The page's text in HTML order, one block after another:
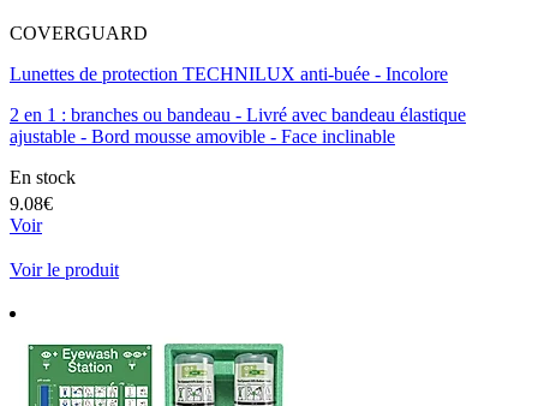
COVERGUARD
Lunettes de protection TECHNILUX anti-buée - Incolore
2 en 1 : branches ou bandeau - Livré avec bandeau élastique
ajustable - Bord mousse amovible - Face inclinable
En stock
9.08€
Voir
Voir le produit